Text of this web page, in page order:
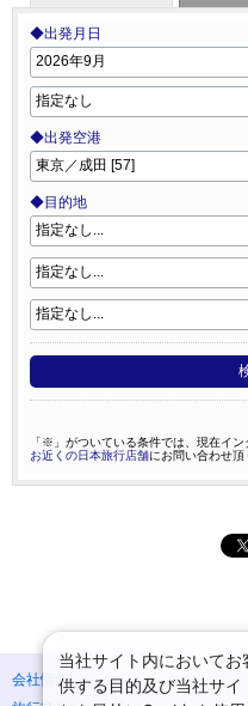
◆出発月日
◆出発空港
◆目的地
「※」がついている条件では、現在イ
お近くの日本旅行店舗にお問い合わせ頂
会社情報
当社サイト内において
供する目的及び当社サイ